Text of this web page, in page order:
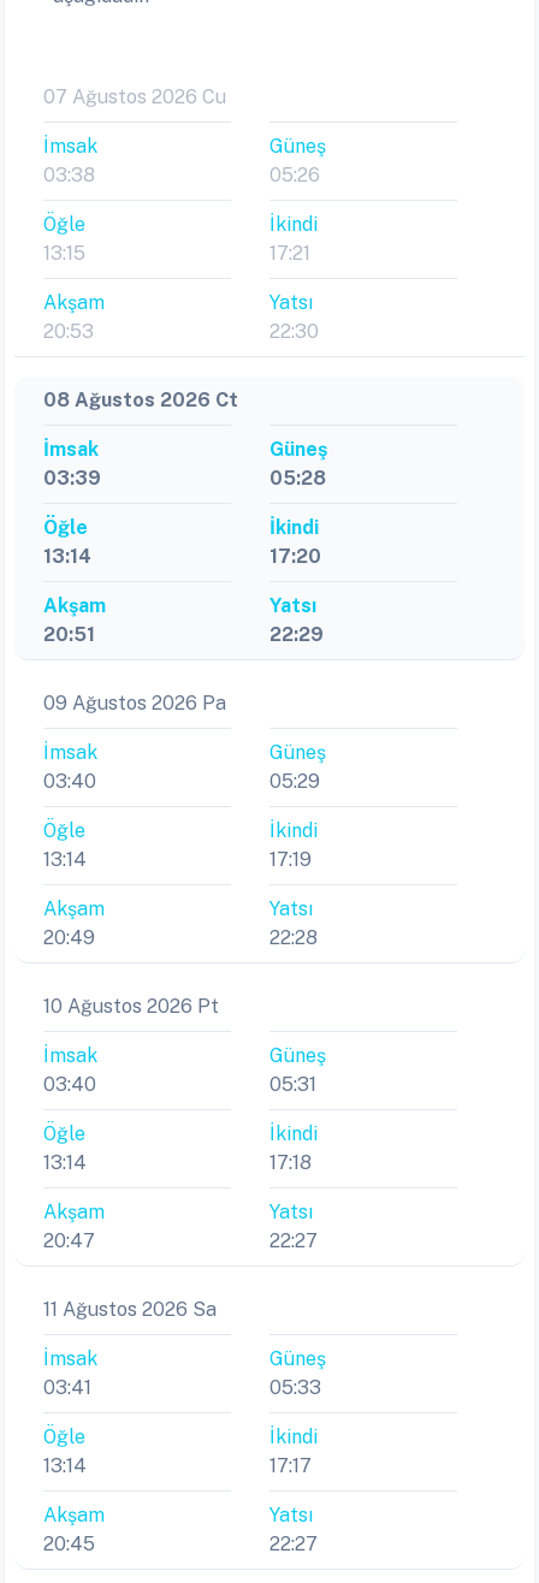
07 Ağustos 2026 Cu
İmsak
03:38
Güneş
05:26
Öğle
13:15
İkindi
17:21
Akşam
20:53
Yatsı
22:30
08 Ağustos 2026 Ct
İmsak
03:39
Güneş
05:28
Öğle
13:14
İkindi
17:20
Akşam
20:51
Yatsı
22:29
09 Ağustos 2026 Pa
İmsak
03:40
Güneş
05:29
Öğle
13:14
İkindi
17:19
Akşam
20:49
Yatsı
22:28
10 Ağustos 2026 Pt
İmsak
03:40
Güneş
05:31
Öğle
13:14
İkindi
17:18
Akşam
20:47
Yatsı
22:27
11 Ağustos 2026 Sa
İmsak
03:41
Güneş
05:33
Öğle
13:14
İkindi
17:17
Akşam
20:45
Yatsı
22:27